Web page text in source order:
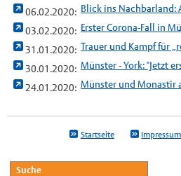
06.02.2020:
03.02.2020: Erster Corona-Fall in
31.01.2020: Trauer und Kampf für
30.01.2020: Münster - York: "Jetzt
24.01.2020: Münster und Monastir
Startseite Impressum
Suche